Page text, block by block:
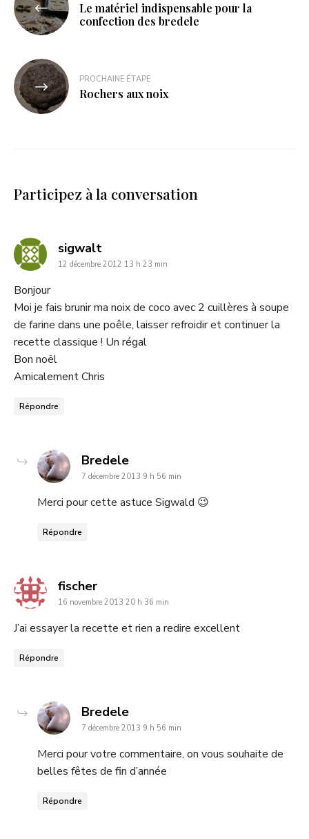
Le matériel indispensable pour la
confection des bredele
PROCHAINE ÉTAPE
Rochers aux noix
Participez à la conversation
sigwaltdit
:
12 décembre 2012 13 h 23 min
Bonjour
Moi je fais brunir ma noix de coco avec 2 cuillères à soupe
de farine dans une poêle, laisser refroidir et continuer la
recette classique ! Un régal
Bon noël
Amicalement Chris
Répondre
Bredeledit
:
7 décembre 2013 9 h 56 min
Merci pour cette astuce Sigwald 😉
Répondre
fischerdit
:
16 novembre 2013 20 h 36 min
J’ai essayer la recette et rien a redire excellent
Répondre
Bredeledit
:
7 décembre 2013 9 h 56 min
Merci pour votre commentaire, on vous souhaite de
belles fêtes de fin d’année
Répondre